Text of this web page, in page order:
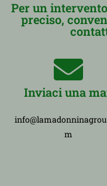
Per un
preciso,
Inviaci una
m